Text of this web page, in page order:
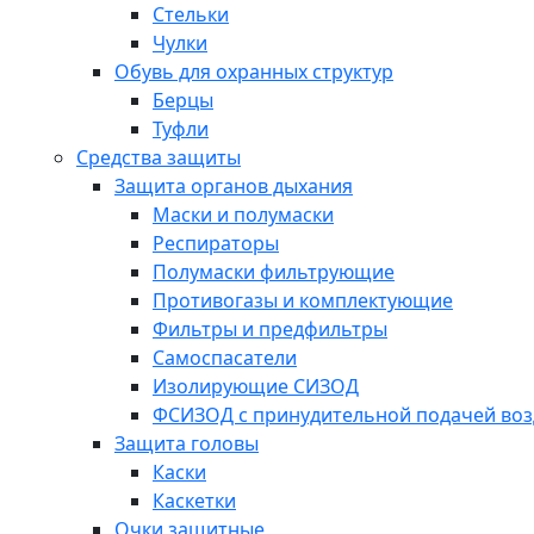
Стельки
Чулки
Обувь для охранных структур
Берцы
Туфли
Средства защиты
Защита органов дыхания
Маски и полумаски
Респираторы
Полумаски фильтрующие
Противогазы и комплектующие
Фильтры и предфильтры
Самоспасатели
Изолирующие СИЗОД
ФСИЗОД с принудительной подачей
Защита головы
Каски
Каскетки